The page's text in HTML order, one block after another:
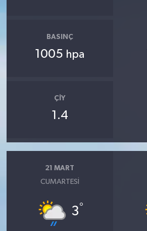
BASINÇ
1005 hpa
ÇIY
1.4
21 MART
CUMARTESI
3°